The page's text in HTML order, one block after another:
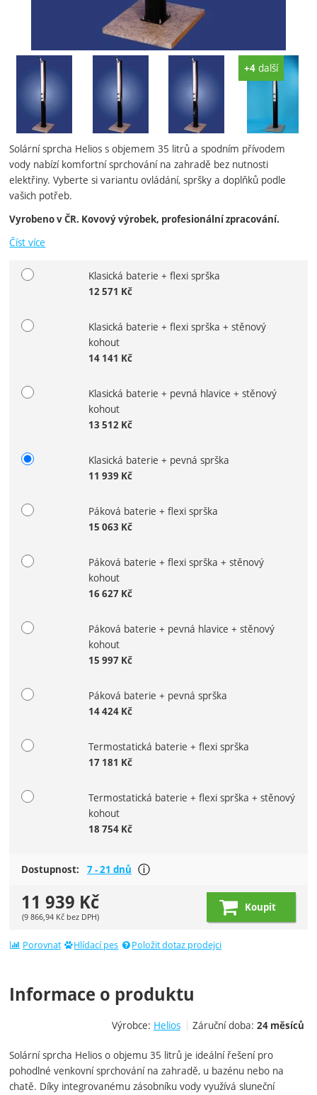
Fotografie +4 další
Solární sprcha Helios s objemem 35 litrů a spodním přívodem
vody nabízí komfortní sprchování na zahradě bez nutnosti
elektřiny. Vyberte si variantu ovládání, spršky a doplňků podle
vašich potřeb.
Vyrobeno v ČR. Kovový výrobek, profesionální zpracování.
Číst více
Vyberte variantuKlasická baterie + flexi sprška
12 571 Kč
Klasická baterie + flexi sprška + stěnový
kohout
14 141 Kč
Klasická baterie + pevná hlavice + stěnový
kohout
13 512 Kč
Klasická baterie + pevná sprška
11 939 Kč
Páková baterie + flexi sprška
15 063 Kč
Páková baterie + flexi sprška + stěnový
kohout
16 627 Kč
Páková baterie + pevná hlavice + stěnový
kohout
15 997 Kč
Páková baterie + pevná sprška
14 424 Kč
Termostatická baterie + flexi sprška
17 181 Kč
Termostatická baterie + flexi sprška + stěnový
kohout
18 754 Kč
Dostupnost: 7 - 21 dnů
11 939 Kč
(9 866,94 Kč bez DPH)
Koupit
Porovnat Hlídací pes Položit dotaz prodejci
Informace o produktu
Výrobce: Helios Záruční doba: 24 měsíců
Solární sprcha Helios o objemu 35 litrů je ideální řešení pro
pohodlné venkovní sprchování na zahradě, u bazénu nebo na
chatě. Díky integrovanému zásobníku vody využívá sluneční